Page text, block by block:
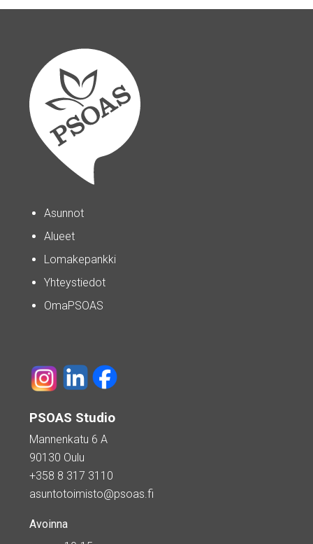
Asunnot
Alueet
Lomakepankki
Yhteystiedot
OmaPSOAS
PSOAS Studio
Mannenkatu 6 A
90130 Oulu
+358 8 317 3110
asuntotoimisto@psoas.fi
Avoinna